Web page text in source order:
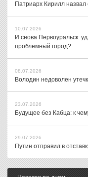
Патриарх Кирилл
10.07.2026
И снова Первоуральск:
проблемный город?
08.07.2026
Володин недоволен
23.07.2026
Будущее без Кабца: к
29.07.2026
Путин отправил в